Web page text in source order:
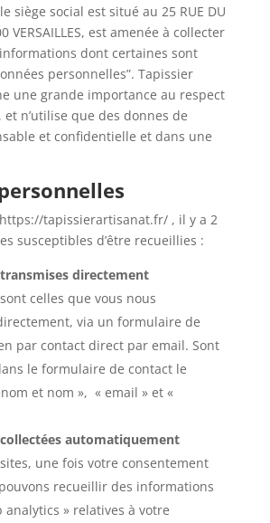
siège social est situé au 25 RUE DU
VERSAILLES, est amenée à collecter
dont certaines sont
personnelles”. Tapissier
une grande importance au respect
n’utilise que des donnes de
et confidentielle et dans une
tapissierartisanat.fr/ , il y a 2
susceptibles d’être recueillies :
directement
celles que vous nous
via un formulaire de
par contact direct par email. Sont
le formulaire de contact le
et nom », « email » et «
automatiquement
une fois votre consentement
recueillir des informations
analytics » relatives à votre